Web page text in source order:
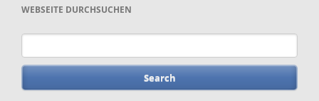
WEBSEITE DURCHSUCHEN
Keywords